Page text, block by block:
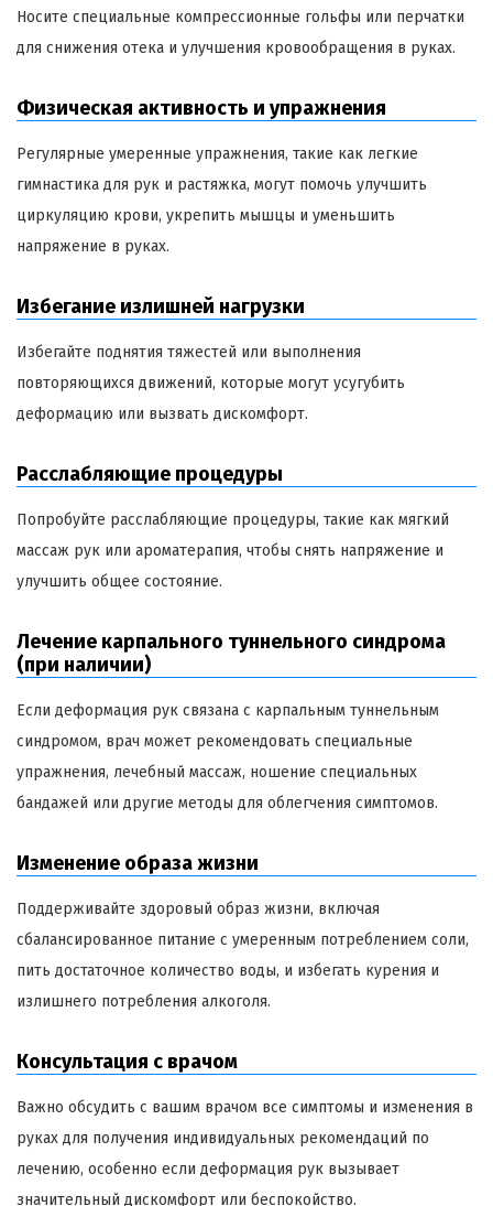
Носите специальные компрессионные гольфы или перчатки
для снижения отека и улучшения кровообращения в руках.
Физическая активность и упражнения
Регулярные умеренные упражнения, такие как легкие
гимнастика для рук и растяжка, могут помочь улучшить
циркуляцию крови, укрепить мышцы и уменьшить
напряжение в руках.
Избегание излишней нагрузки
Избегайте поднятия тяжестей или выполнения
повторяющихся движений, которые могут усугубить
деформацию или вызвать дискомфорт.
Расслабляющие процедуры
Попробуйте расслабляющие процедуры, такие как мягкий
массаж рук или ароматерапия, чтобы снять напряжение и
улучшить общее состояние.
Лечение карпального туннельного синдрома
(при наличии)
Если деформация рук связана с карпальным туннельным
синдромом, врач может рекомендовать специальные
упражнения, лечебный массаж, ношение специальных
бандажей или другие методы для облегчения симптомов.
Изменение образа жизни
Поддерживайте здоровый образ жизни, включая
сбалансированное питание с умеренным потреблением соли,
пить достаточное количество воды, и избегать курения и
излишнего потребления алкоголя.
Консультация с врачом
Важно обсудить с вашим врачом все симптомы и изменения в
руках для получения индивидуальных рекомендаций по
лечению, особенно если деформация рук вызывает
значительный дискомфорт или беспокойство.